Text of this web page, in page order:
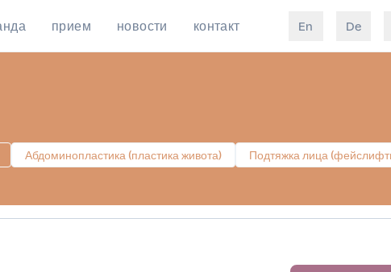
прием новости контакт En De
Абдоминопластика (пластика живота)
Подтяжка лица